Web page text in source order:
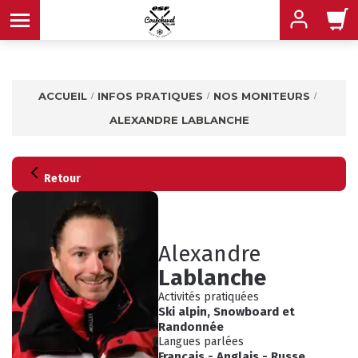
INFOS PRATIQUES
CONSEILS
MENU
MENU
MENU
ACCUEIL INFOS PRATIQUES
NOS MONITEURS
ALEXANDRE LABLANCHE
Retour
Alexandre
Lablanche
Activités pratiquées
Ski alpin, Snowboardet
Randonnée
Langues parlées